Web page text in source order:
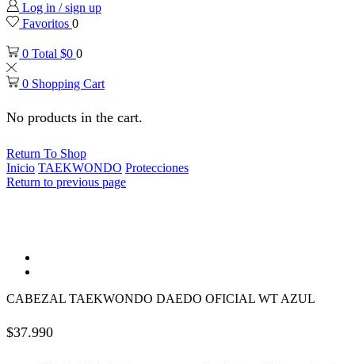
Log in / sign up
Favoritos 0
0 Total $0 0
0 Shopping Cart
No products in the cart.
Return To Shop
Inicio TAEKWONDO Protecciones
Return to previous page
CABEZAL TAEKWONDO DAEDO OFICIAL WT AZUL
$37.990